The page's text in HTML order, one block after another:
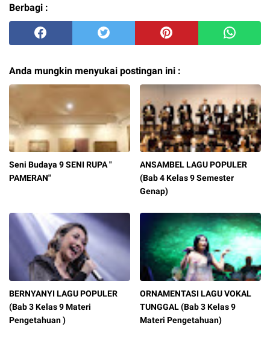
Berbagi :
Anda mungkin menyukai postingan ini :
Seni Budaya 9 SENI RUPA "
PAMERAN"
ANSAMBEL LAGU POPULER
(Bab 4 Kelas 9 Semester
Genap)
BERNYANYI LAGU POPULER
(Bab 3 Kelas 9 Materi
Pengetahuan )
ORNAMENTASI LAGU VOKAL
TUNGGAL (Bab 3 Kelas 9
Materi Pengetahuan)